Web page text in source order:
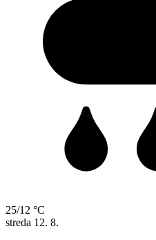
25/12 °C
streda 12. 8.